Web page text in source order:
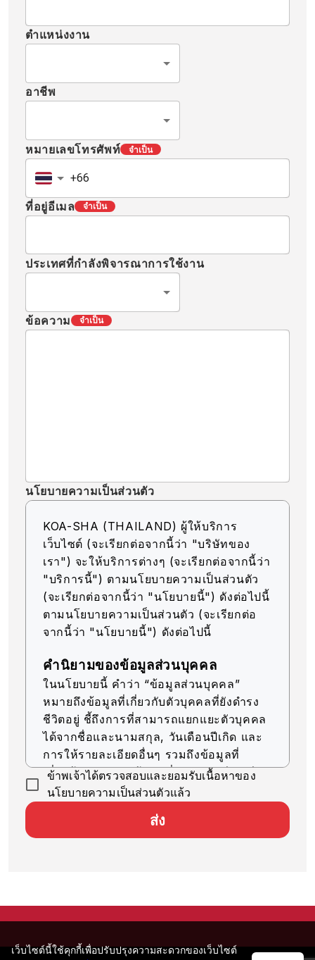
ตำแหน่งงาน
อาชีพ
หมายเลขโทรศัพท์ จำเป็น
ที่อยู่อีเมล จำเป็น
ประเทศที่กำลังพิจารณาการใช้งาน
ข้อความ จำเป็น
นโยบายความเป็นส่วนตัว
KOA-SHA (THAILAND) ผู้ให้บริการ
เว็บไซต์ (จะเรียกต่อจากนี้ว่า "บริษัทของ
เรา") จะให้บริการต่างๆ (จะเรียกต่อจากนี้ว่า
"บริการนี้") ตามนโยบายความเป็นส่วนตัว
(จะเรียกต่อจากนี้ว่า "นโยบายนี้") ดังต่อไปนี้
ตามนโยบายความเป็นส่วนตัว (จะเรียกต่อ
จากนี้ว่า "นโยบายนี้") ดังต่อไปนี้
คำนิยามของข้อมูลส่วนบุคคล
ในนโยบายนี้ คำว่า “ข้อมูลส่วนบุคคล”
หมายถึงข้อมูลที่เกี่ยวกับตัวบุคคลที่ยังดำรง
ชีวิตอยู่ ชี้ถึงการที่สามารถแยกแยะตัวบุคคล
ได้จากชื่อและนามสกุล, วันเดือนปีเกิด และ
การให้รายละเอียดอื่นๆ รวมถึงข้อมูลที่
เกี่ยวข้อง (รวมถึงข้อมูลที่สามารถเทียบเคียง
กับข้อมูลอื่นๆ ได้ง่าย ซึ่งจะช่วยให้สามารถ
การรับข้อมูลส่วนบุคคล
การใช้ข้อมูลส่วนบุคคล
เท่าที่จำเป็นสำหรับการดำเนินธุรกิจ ภายใน
ข้าพเจ้าได้ตรวจสอบและยอมรับเนื้อหาของ
นโยบายความเป็นส่วนตัวแล้ว
ส่ง
เว็บไซต์นี้ใช้คุกกี้เพื่อปรับปรุงความสะดวกของเว็บไซต์